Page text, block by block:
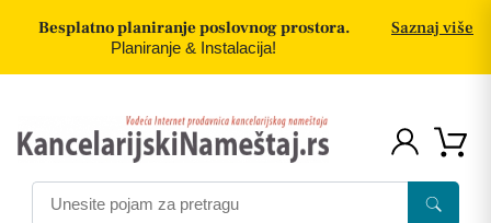
Besplatno planiranje poslovnog prostora.
Planiranje & Instalacija!
Saznaj više